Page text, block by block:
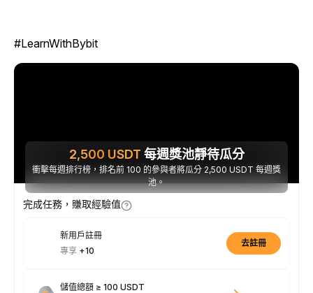
#LearnWithBybit
2,500 USDT 每週獎池靜待瓜分
衝擊每週排行榜，排名前 100 的參與者將瓜分 2,500 USDT 每週獎
池。
完成任務，賺取經驗值
新用戶註冊
專享 +10
去註冊
儲值總額 ≥ 100 USDT